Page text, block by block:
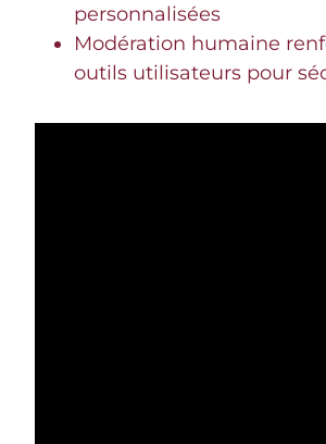
personnalisées
Modération humaine
outils utilisateurs pour